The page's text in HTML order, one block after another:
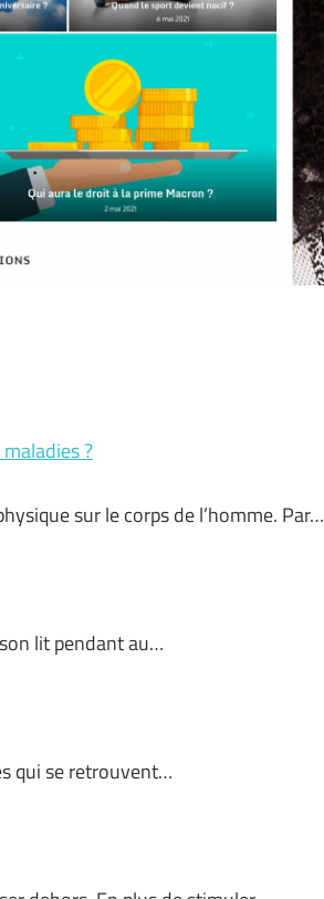
?
sur le corps de l’homme. Par…
lit pendant au…
qui se retrouvent…